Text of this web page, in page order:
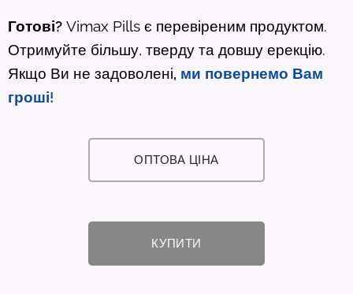
Готові? Vimax Pills є перевіреним продуктом.
Отримуйте більшу, тверду та довшу ерекцію.
Якщо Ви не задоволені, ми повернемо Вам
гроші!
ОПТОВА ЦІНА
КУПИТИ